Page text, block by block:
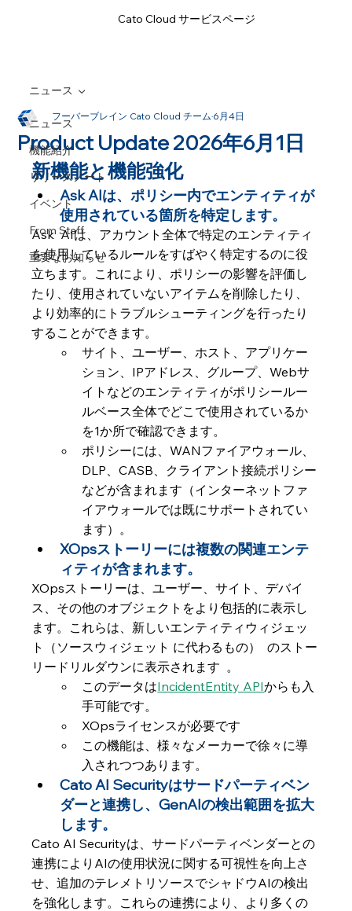
Cato Cloud サービスページ
ニュース
機能紹介
リリースノート
イベント
From Staff
重要なお知らせ
ニュース
Product Update 2026年6月1日
フーバーブレイン Cato Cloud チーム6月4日
新機能と機能強化
Ask AIは、ポリシー内でエンティティが
使用されている箇所を特定します。
Ask  AIは、アカウント全体で特定のエンティティ
を使用しているルールをすばやく特定するのに役
立ちます。これにより、ポリシーの影響を評価し
たり、使用されていないアイテムを削除したり、
より効率的にトラブルシューティングを行ったり
することができます。
サイト、ユーザー、ホスト、アプリケー
ション、IPアドレス、グループ、Webサ
イトなどのエンティティがポリシールー
ルベース全体でどこで使用されているか
を1か所で確認できます。
ポリシーには、WANファイアウォール、
DLP、CASB、クライアント接続ポリシー
などが含まれます（インターネットファ
イアウォールでは既にサポートされてい
ます）。
XOpsストーリーには複数の関連エンテ
ィティが含まれます。
XOpsストーリーは、ユーザー、サイト、デバイ
ス、その他のオブジェクトをより包括的に表示し
ます。これらは、新しいエンティティウィジェッ
ト（ソースウィジェット に代わるもの）  のストー
リードリルダウンに表示されます  。
このデータはIncidentEntity APIからも入
手可能です。
XOpsライセンスが必要です
この機能は、様々なメーカーで徐々に導
入されつつあります。
Cato AI Securityはサードパーティベン
ダーと連携し、GenAIの検出範囲を拡大
します。
Cato AI Securityは、サードパーティベンダーとの
連携によりAIの使用状況に関する可視性を向上さ
せ、追加のテレメトリソースでシャドウAIの検出
を強化します。これらの連携により、より多くの